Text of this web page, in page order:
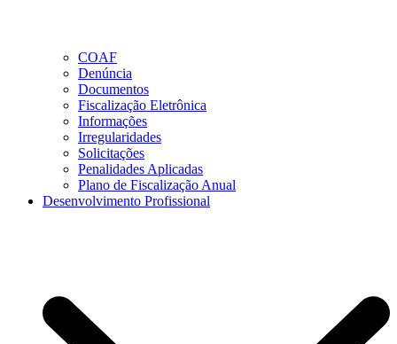
COAF
Denúncia
Documentos
Fiscalização Eletrônica
Informações
Irregularidades
Solicitações
Penalidades Aplicadas
Plano de Fiscalização Anual
Desenvolvimento Profissional